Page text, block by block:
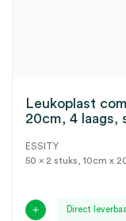
Leukoplast
20cm, 4 laags,
ESSITY
50 x 2 stuks, 10cm x
Direct